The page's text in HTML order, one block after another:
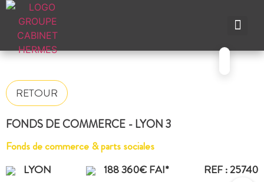
RETOUR
FONDS DE COMMERCE - LYON 3
Fonds de commerce & parts sociales
LYON
188 360€ FAI* REF : 25740